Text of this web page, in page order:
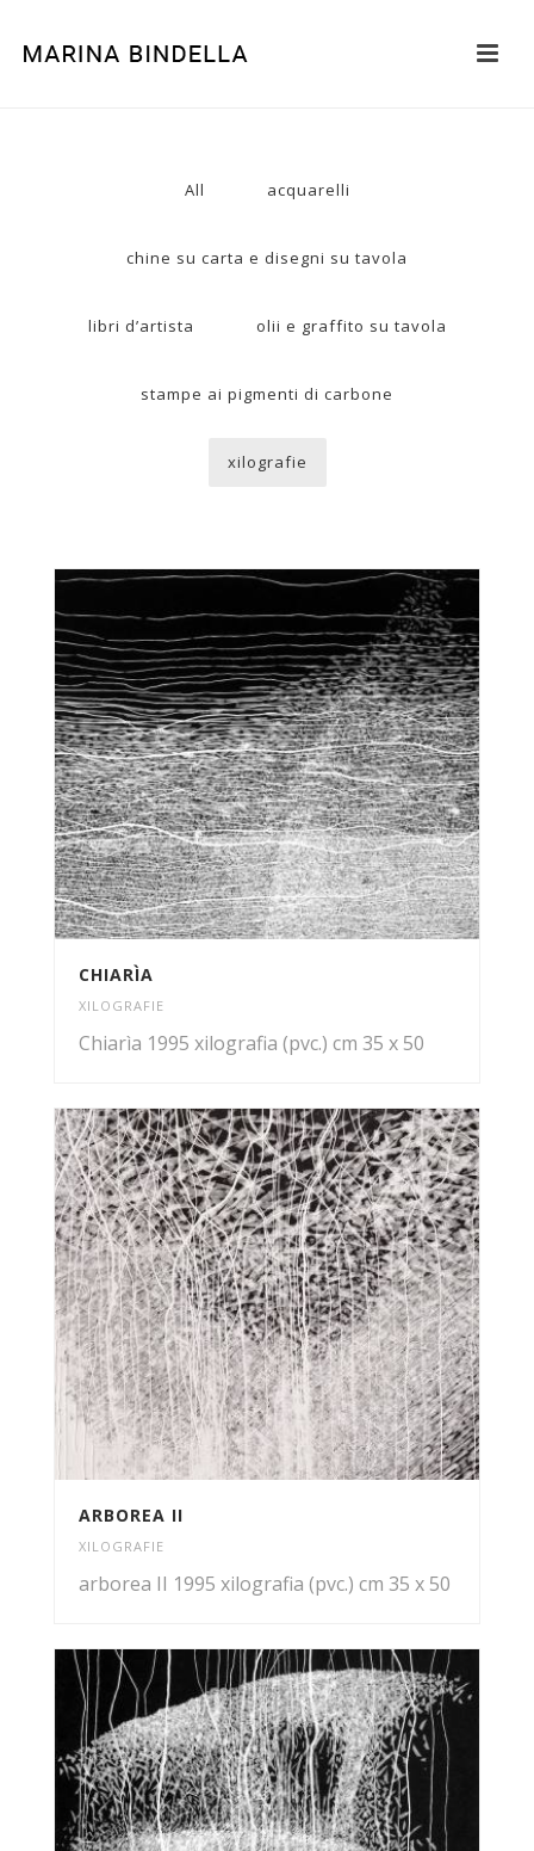
All acquarelli
chine su carta e disegni su tavola
libri d’artista olii e graffito su tavola
stampe ai pigmenti di carbone
xilografie
CHIARÌA
XILOGRAFIE
Chiarìa 1995 xilografia (pvc.) cm 35 x 50
ARBOREA II
XILOGRAFIE
arborea II 1995 xilografia (pvc.) cm 35 x 50